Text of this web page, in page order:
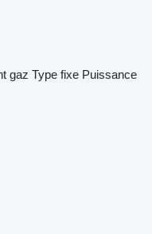
gaz Type fixe Puissance